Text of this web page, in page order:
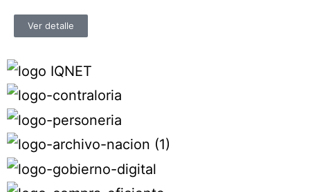
Ver detalle